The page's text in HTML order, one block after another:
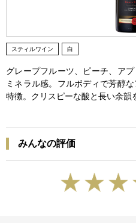
スティルワイン 白
グレープフルーツ、ピーチ、ア
ミネラル感。フルボディで芳醇
特徴。クリスピーな酸と長い余韻
みんなの評価